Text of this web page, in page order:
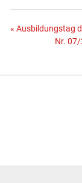
« Ausbildungstag
Nr.